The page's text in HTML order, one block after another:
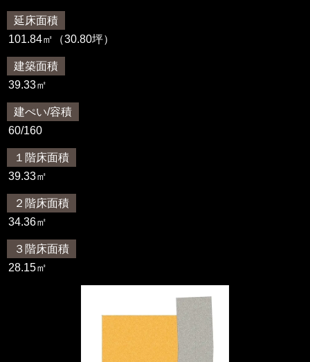
延床面積
101.84㎡（30.80坪）
建築面積
39.33㎡
建ぺい/容積
60/160
１階床面積
39.33㎡
２階床面積
34.36㎡
３階床面積
28.15㎡